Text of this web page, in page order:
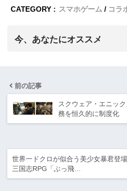
CATEGORY : スマホゲーム コラ
今、あなたにオススメ
前の記事
スクウェア・エニッ
務を恒久的に制度化
世界一ドクロが似合う美少女暴君登
三国志RPG「ぶっ飛…